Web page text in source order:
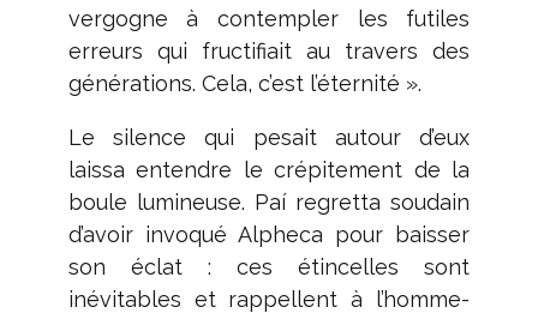
vergogne à contempler les futiles
erreurs qui fructifiait au travers des
générations. Cela, c’est l’éternité ».
Le silence qui pesait autour d’eux
laissa entendre le crépitement de la
boule lumineuse. Paí regretta soudain
d’avoir invoqué Alpheca pour baisser
son éclat : ces étincelles sont
inévitables et rappellent à l’homme-